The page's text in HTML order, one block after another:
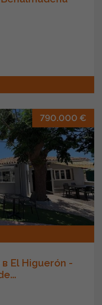
790.000 €
El Higuerón -